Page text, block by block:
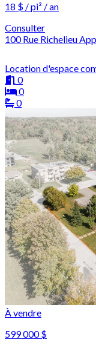
18 $ / pi² / an
Consulter
100 Rue Richelieu
Location d'espace
0
0
0
À vendre
599 000 $